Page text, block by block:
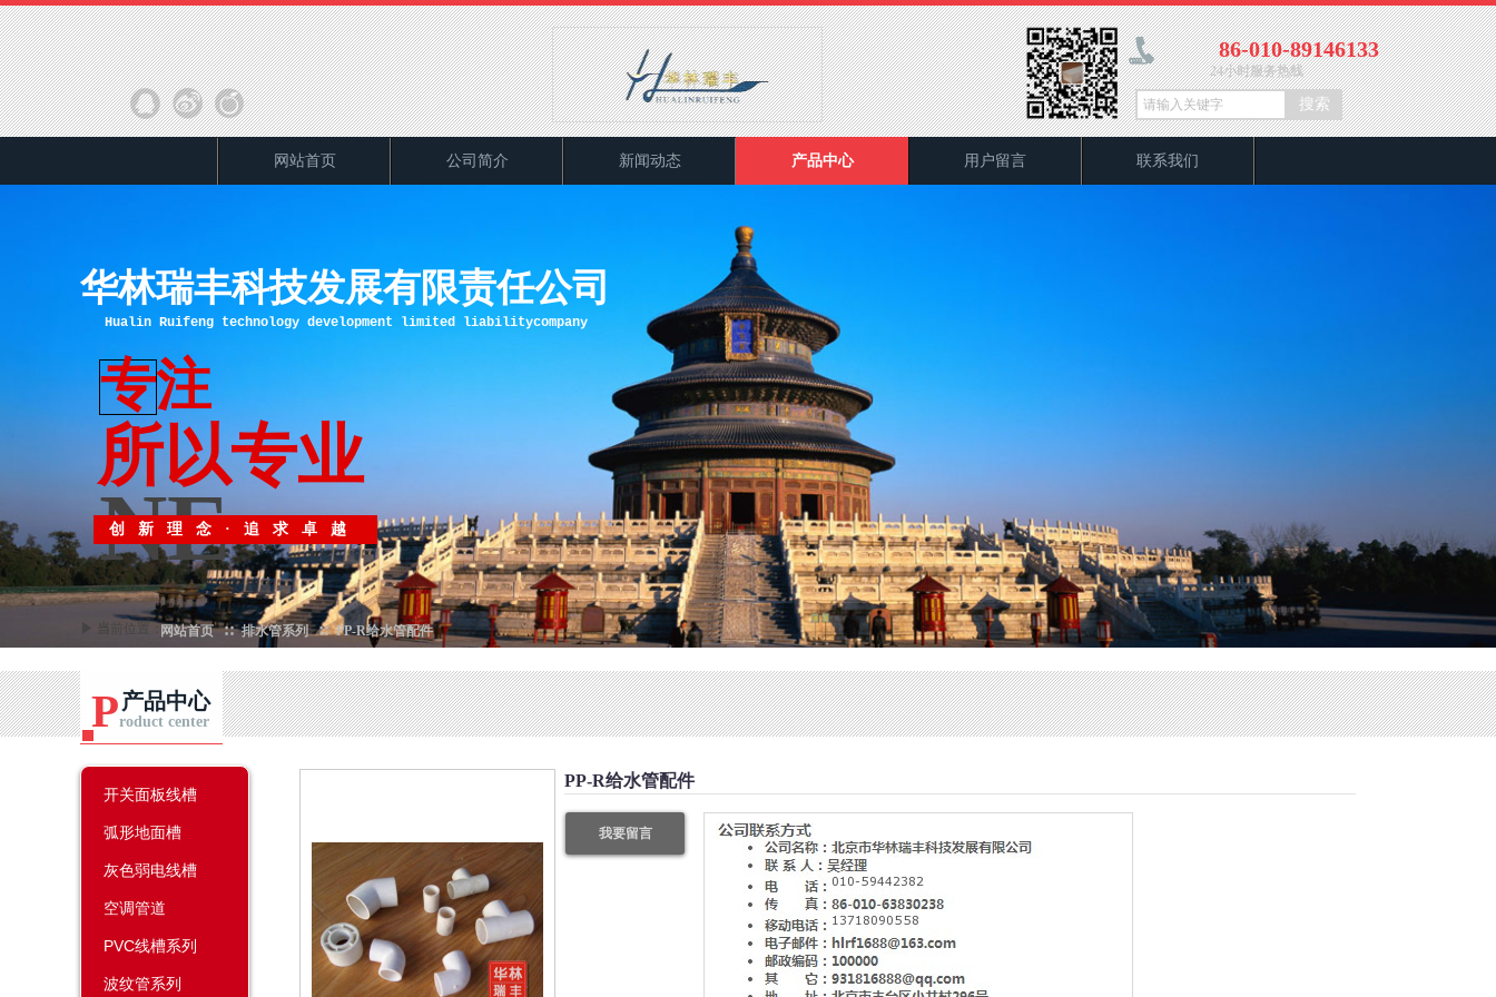
24小时服务热线
86-010-89146133
搜索
分享：
网站首页 公司简介 新闻动态 产品中心 用户留言 联系我们
华林瑞丰科技发展有限责任公司
Hualin Ruifeng technology development limited liabilitycompany
专注
所以专业
NE
W
创新理念 · 追求卓越
▶ 当 前位置 ：网站首页 ∷ 排水管系列 ∷ PP-R给水管配件
产品中心
Product center
开关面板线槽
弧形地面槽
灰色弱电线槽
空调管道
PVC线槽系列
波纹管系列
PP-R给水管配件
我要留言